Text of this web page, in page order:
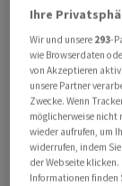
Dies habe die
meint ein
an vielen
wesentlich
letzten
Das Fed habe
Straffung der
Ihre
Wir und unsere 293-
wie Browserdaten
von Akzeptieren
unsere Partner
Zwecke. Wenn
möglicherweise nicht
wieder aufrufen, um
widerrufen, indem
der Webseite
Informationen finden